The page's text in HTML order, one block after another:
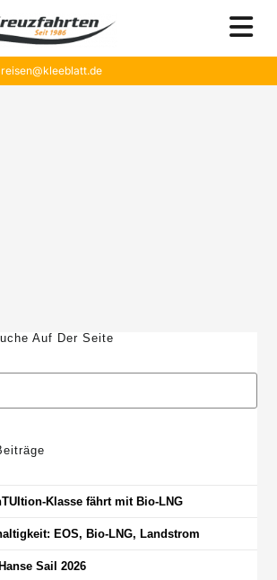
reisen@kleeblatt.de
Auf Der Seite
Klasse fährt mit Bio-LNG
EOS, Bio-LNG, Landstrom
Sail 2026